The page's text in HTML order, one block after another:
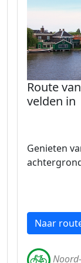
Route
velden in
Genieten
Naar